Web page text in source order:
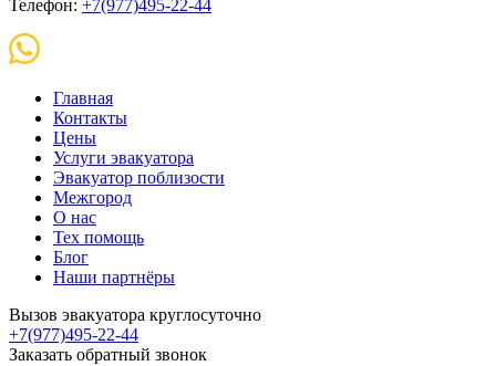
Телефон: +7(977)495-22-44
Главная
Контакты
Цены
Услуги эвакуатора
Эвакуатор поблизости
Межгород
О нас
Тех помощь
Блог
Наши партнёры
Вызов эвакуатора круглосуточно
+7(977)495-22-44
Заказать обратный звонок